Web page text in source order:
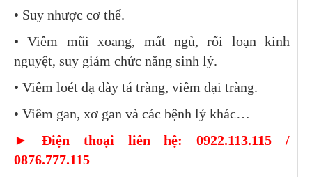
• Suy nhược cơ thể.
•Viêm mũi xoang, mất ngủ, rối loạn kinh
nguyệt, suy giảm chức năng sinh lý.
• Viêm loét dạ dày tá tràng, viêm đại tràng.
• Viêm gan, xơ gan và các bệnh lý khác…
►
Điện thoại liên hệ: 0922.113.115 /
0876.777.115